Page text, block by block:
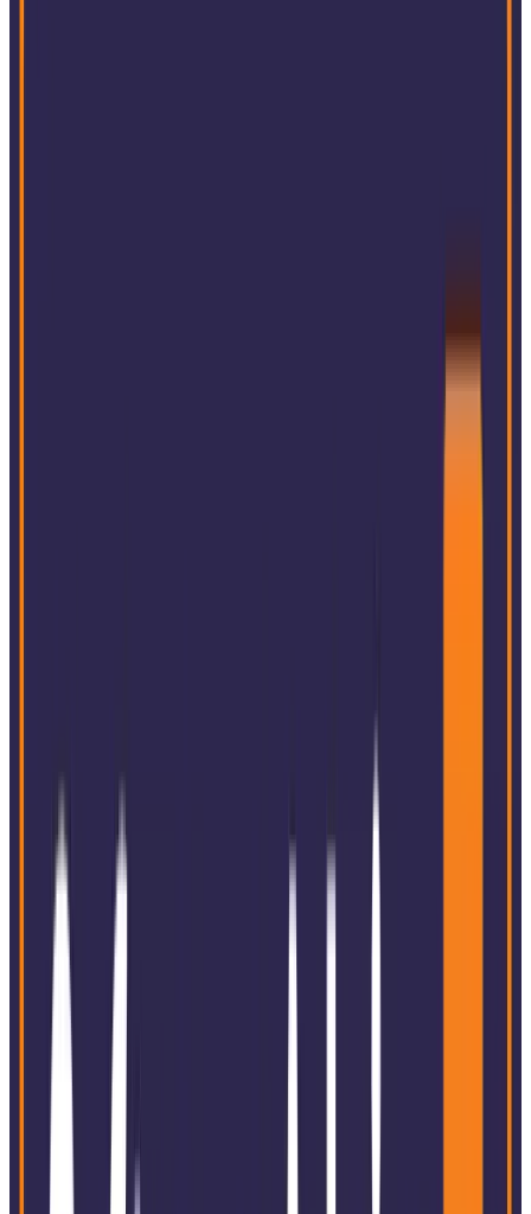
/
Globales Denken mit lokalem Service
Die globale Präsenz von SoftExpert mit Aktivitäten auf
jedem Kontinent fördert das Wachstum, indem ein starker,